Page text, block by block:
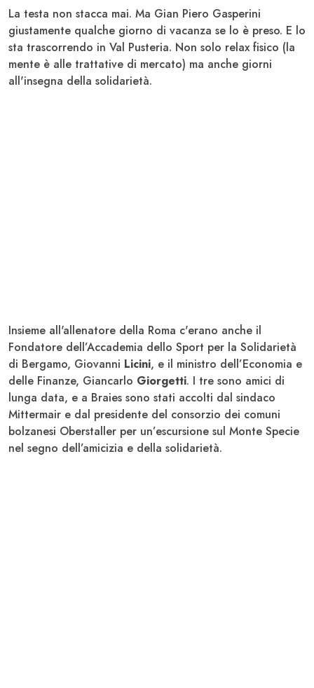
La testa non stacca mai. Ma Gian Piero Gasperini
giustamente qualche giorno di vacanza se lo è preso. E lo
sta trascorrendo in Val Pusteria. Non solo relax fisico (la
mente è alle trattative di mercato) ma anche giorni
all'insegna della solidarietà.
Insieme all'allenatore della Roma c'erano anche il
Fondatore dell’Accademia dello Sport per la Solidarietà
di Bergamo, Giovanni Licini, e il ministro dell’Economia e
delle Finanze, Giancarlo Giorgetti. I tre sono amici di
lunga data, e a Braies sono stati accolti dal sindaco
Mittermair e dal presidente del consorzio dei comuni
bolzanesi Oberstaller per un’escursione sul Monte Specie
nel segno dell’amicizia e della solidarietà.